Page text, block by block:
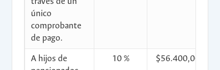
través de un
único
comprobante
de pago.
A hijos de
10 % $56.400,00